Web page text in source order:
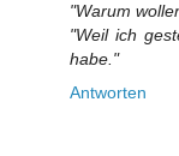
"Warum
"Weil ich
habe."
Antworten